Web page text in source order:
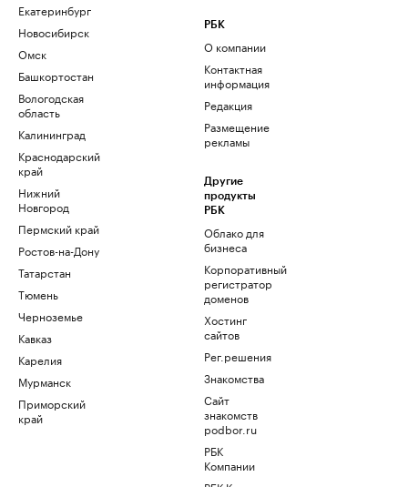
Екатеринбург
Новосибирск
Омск
Башкортостан
Вологодская
область
Калининград
Краснодарский
край
Нижний
Новгород
Пермский край
Ростов-на-Дону
Татарстан
Тюмень
Черноземье
Кавказ
Карелия
Мурманск
Приморский
край
РБК
О компании
Контактная
информация
Редакция
Размещение
рекламы
Другие
продукты
РБК
Облако для
бизнеса
Корпоративный
регистратор
доменов
Хостинг
сайтов
Рег.решения
Знакомства
Сайт
знакомств
podbor.ru
РБК
Компании